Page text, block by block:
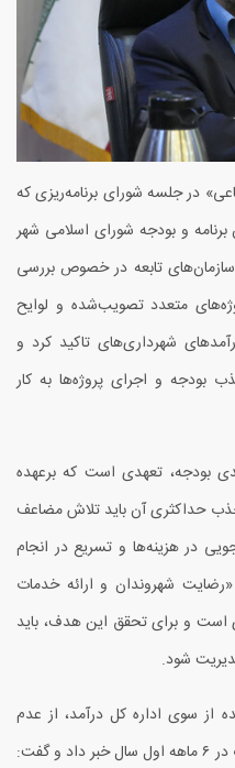
در جلسه شورای برنامه‌ریزی که
و بودجه شورای اسلامی شهر
تابعه در خصوص بررسی
متعدد تصویب‌شده و لوایح
شهرداری‌های تاکید کرد و
بودجه و اجرای پروژه‌ها به کار
بودجه، تعهدی است که برعهده
حداکثری آن باید تلاش مضاعف
در هزینه‌ها و تسریع در انجام
شهروندان و ارائه خدمات
است و برای تحقق این هدف، باید
شود.
از سوی اداره کل درآمد، از عدم
۶ماهه اول سال خبر داد و گفت: